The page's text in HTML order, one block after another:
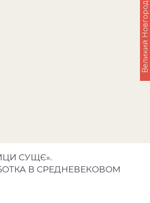
СУЩЄ».
В СРЕДНЕВЕКОВОМ
Великий Новгород